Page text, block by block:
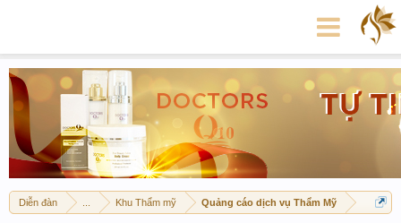
Diễn đàn Khu Thẩm mỹ Quảng cáo dịch vụ Thẩm Mỹ